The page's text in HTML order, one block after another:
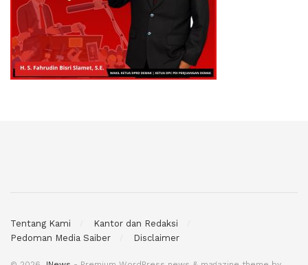
Tentang Kami
Kantor dan Redaksi
Pedoman Media Saiber
Disclaimer